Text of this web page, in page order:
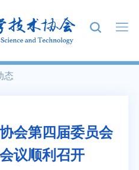
态
会第四届委员会
议顺利召开